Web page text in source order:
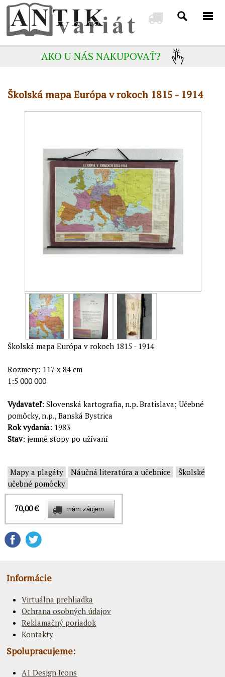
AKO U NÁS NAKUPOVAŤ?
Školská mapa Európa v rokoch 1815 - 1914
Školská mapa Európa v rokoch 1815 - 1914
Rozmery: 117 x 84 cm
1:5 000 000
Vydavateľ: Slovenská kartografia, n.p. Bratislava; Učebné
pomôcky, n.p., Banská Bystrica
Rok vydania: 1983
Stav: jemné stopy po užívaní
Mapy a plagáty Náučná literatúra a učebnice
Školské
učebné pomôcky
70,00 €
Informácie
Virtuálna prehliadka
Ochrana osobných údajov
Reklamačný poriadok
Kontakty
Spolupracujeme:
A1 Design Icons